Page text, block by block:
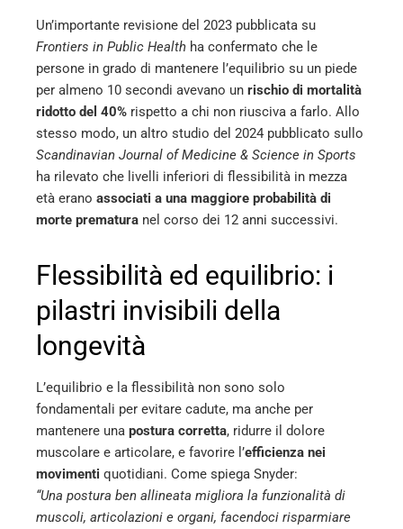
Un’importante revisione del 2023 pubblicata su
Frontiers in Public Health ha confermato che le
persone in grado di mantenere l’equilibrio su un piede
per almeno 10 secondi avevano un rischio di mortalità
ridotto del 40% rispetto a chi non riusciva a farlo. Allo
stesso modo, un altro studio del 2024 pubblicato sullo
Scandinavian Journal of Medicine & Science in Sports
ha rilevato che livelli inferiori di flessibilità in mezza
età erano associati a una maggiore probabilità di
morte prematura nel corso dei 12 anni successivi.
Flessibilità ed equilibrio: i
pilastri invisibili della
longevità
L’equilibrio e la flessibilità non sono solo
fondamentali per evitare cadute, ma anche per
mantenere una postura corretta, ridurre il dolore
muscolare e articolare, e favorire l’efficienza nei
movimenti quotidiani. Come spiega Snyder:
“Una postura ben allineata migliora la funzionalità di
muscoli, articolazioni e organi, facendoci risparmiare